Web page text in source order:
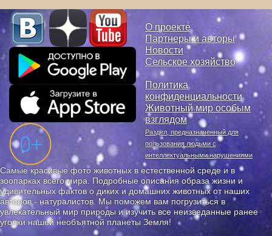
О проекте
Партнеры и авторы
Новости
Сельское хозяйство
Политика
конфиденциальности
Животный мир особым
взглядом
Раздел, предназначенный для
пользования людьми с
интеллектуальными нарушениями
Самые красивые фото животных в естественной среде и в
зоопарках всего мира. Подробные описания образа жизни и
удивительных фактов о диких и домашних животных от наших
авторов - натуралистов. Мы поможем вам погрузиться в
увлекательный мир природы и изучить все неизведанные ранее
уголки нашей необъятной планеты Земля!